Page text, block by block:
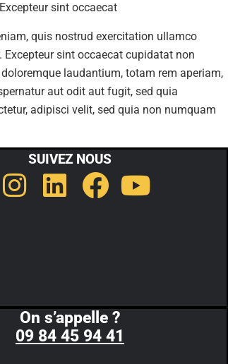
sint occaecat
quis nostrud exercitation ullamco
sint occaecat cupidatat non
laudantium, totam rem aperiam,
aut odit aut fugit, sed quia
adipisci velit, sed quia non numquam
SUIVEZ NOUS
On s’appelle ?
09 84 45 94 41